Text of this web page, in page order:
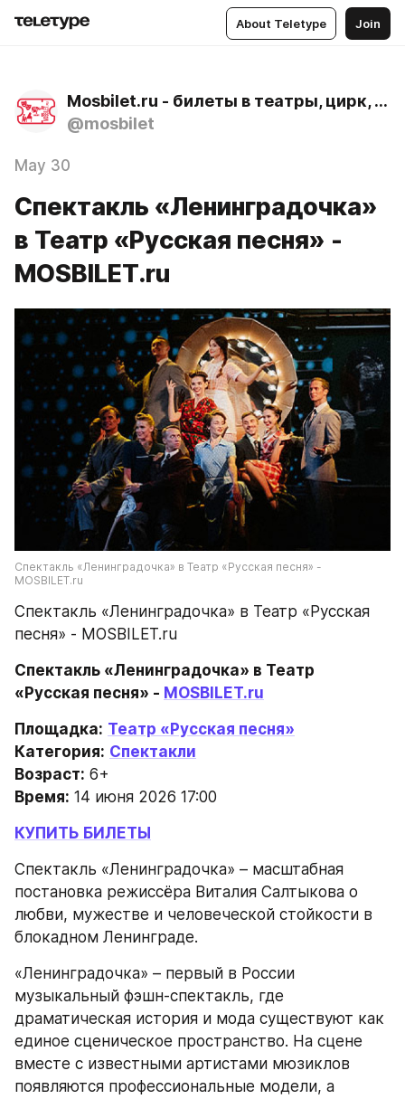
About Teletype Join
Mosbilet.ru - билеты в театры, цирк, музеи и концертные залы Москвы
@mosbilet
May 30
Спектакль «Ленинградочка»
в Театр «Русская песня» -
MOSBILET.ru
Спектакль «Ленинградочка» в Театр «Русская песня» -
MOSBILET.ru
Спектакль «Ленинградочка» в Театр «Русская
песня» - MOSBILET.ru
Спектакль «Ленинградочка» в Театр
«Русская песня» - MOSBILET.ru
Площадка: Театр «Русская песня»
Категория: Спектакли
Возраст: 6+
Время: 14 июня 2026 17:00
КУПИТЬ БИЛЕТЫ
Спектакль «Ленинградочка» – масштабная
постановка режиссёра Виталия Салтыкова о
любви, мужестве и человеческой стойкости в
блокадном Ленинграде.
«Ленинградочка» – первый в России
музыкальный фэшн-спектакль, где
драматическая история и мода существуют как
единое сценическое пространство. На сцене
вместе с известными артистами мюзиклов
появляются профессиональные модели, а